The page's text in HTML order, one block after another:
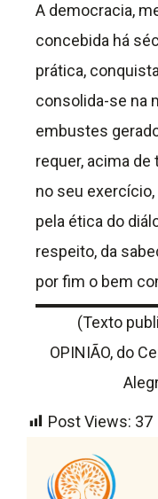
A democracia,
concebida há
prática,
consolida-se na
embustes
requer, acima
no seu
pela ética do
respeito, da
por fim o bem
(Texto
OPINIÃO, do
Post Views: 37